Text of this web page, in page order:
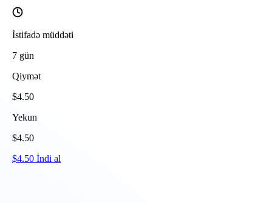
İstifadə müddəti
7 gün
Qiymət
$4.50
Yekun
$4.50
$4.50 İndi al